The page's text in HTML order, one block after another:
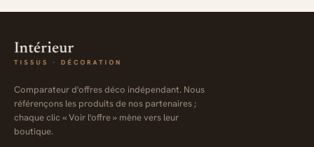
Comparateur d'offres déco indépendant. Nous
référençons les produits de nos partenaires ;
chaque clic « Voir l'offre » mène vers leur
boutique.